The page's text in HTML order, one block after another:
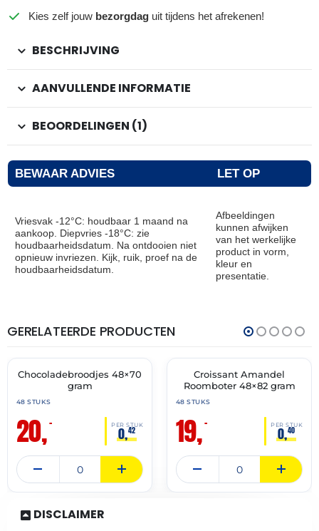
Kies zelf jouw bezorgdag uit tijdens het afrekenen!
BESCHRIJVING
AANVULLENDE INFORMATIE
BEOORDELINGEN (1)
BEWAAR ADVIES LET OP
Vriesvak -12°C: houdbaar 1 maand na
aankoop. Diepvries -18°C: zie
houdbaarheidsdatum. Na ontdooien niet
opnieuw invriezen. Kijk, ruik, proef na de
houdbaarheidsdatum.
Afbeeldingen
kunnen afwijken
van het werkelijke
product in vorm,
kleur en
presentatie.
GERELATEERDE PRODUCTEN
🔥 OP=OP
THT:
31-
Chocoladebroodjes 48×70
gram
48 STUKS
20,– PER STUK
0,42
🔥 OP=OP
Croissant Amandel
Roomboter 48×82 gram
48 STUKS
19,– PER STUK
0,40
DISCLAIMER